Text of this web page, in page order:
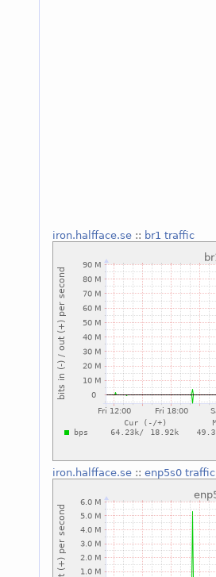
iron.halfface.se:: br1 traffic
iron.halfface.se:: enp5s0 traffic